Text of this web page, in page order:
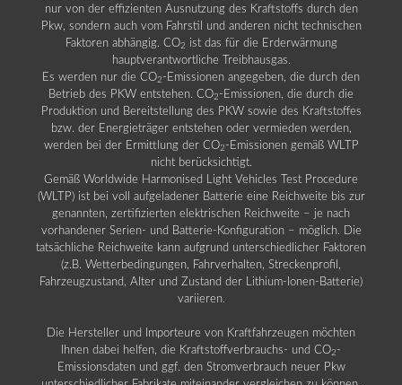
nur von der effizienten Ausnutzung des Kraftstoffs durch den
Pkw, sondern auch vom Fahrstil und anderen nicht technischen
Faktoren abhängig. CO2 ist das für die Erderwärmung
hauptverantwortliche Treibhausgas.
Es werden nur die CO2 -Emissionen angegeben, die durch den
Betrieb des PKW entstehen. CO2 -Emissionen, die durch die
Produktion und Bereitstellung des PKW sowie des Kraftstoffes
bzw. der Energieträger entstehen oder vermieden werden,
werden bei der Ermittlung der CO2 -Emissionen gemäß WLTP
nicht berücksichtigt.
Gemäß Worldwide Harmonised Light Vehicles Test Procedure
(WLTP) ist bei voll aufgeladener Batterie eine Reichweite bis zur
genannten, zertifizierten elektrischen Reichweite – je nach
vorhandener Serien- und Batterie-Konfiguration – möglich. Die
tatsächliche Reichweite kann aufgrund unterschiedlicher Faktoren
(z.B. Wetterbedingungen, Fahrverhalten, Streckenprofil,
Fahrzeugzustand, Alter und Zustand der Lithium-Ionen-Batterie)
variieren.
Die Hersteller und Importeure von Kraftfahrzeugen möchten
Ihnen dabei helfen, die Kraftstoffverbrauchs- und CO2 -
Emissionsdaten und ggf. den Stromverbrauch neuer Pkw